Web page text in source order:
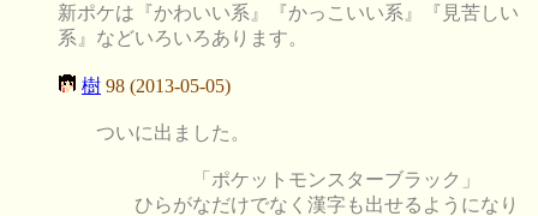
新ポケは『かわいい系』『かっこいい系』『見苦しい
系』などいろいろあります。
樹 98 (2013-05-05)
ついに出ました。
「ポケットモンスターブラック」
ひらがなだけでなく漢字も出せるようになり